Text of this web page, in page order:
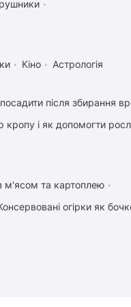
14:16
рушники
Кіно Астрологія
після збирання
кропу і як допомогти
м'ясом та картоплею
огірки як